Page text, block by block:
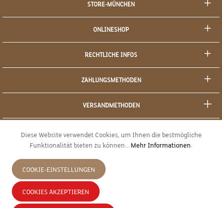
STORE-MÜNCHEN
ONLINESHOP
RECHTLICHE INFOS
ZAHLUNGSMETHODEN
VERSANDMETHODEN
JETZT WIDERRUFEN
Diese Website verwendet Cookies, um Ihnen die bestmögliche
Funktionalität bieten zu können... Mehr Informationen.
COOKIE-EINSTELLUNGEN
COOKIES AKZEPTIEREN